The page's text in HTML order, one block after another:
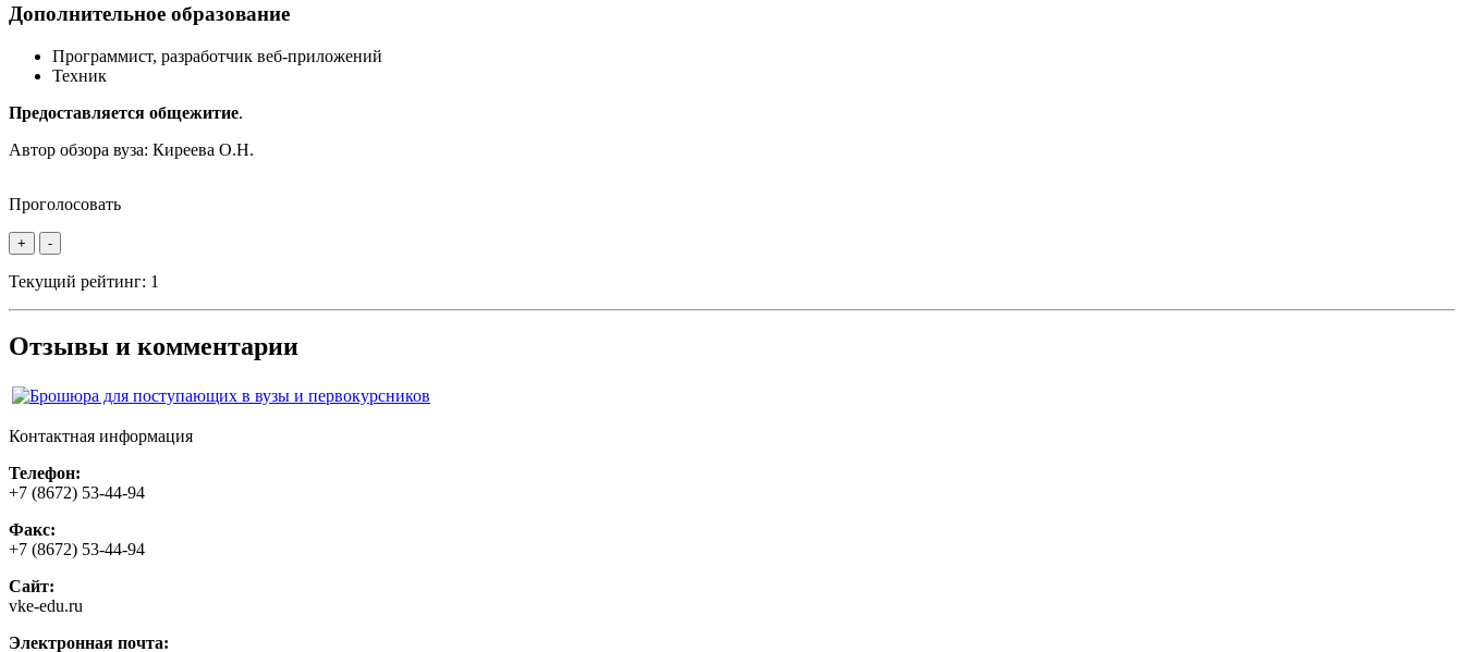
Дополнительное образование
Программист, разработчик веб-приложений
Техник
Предоставляется общежитие.
Автор обзора вуза: Киреева О.Н.
Проголосовать
+ -
Текущий рейтинг: 1
Отзывы и комментарии
Контактная информация
Телефон:
+7 (8672) 53-44-94
Факс:
+7 (8672) 53-44-94
Сайт:
vke-edu.ru
Электронная почта: